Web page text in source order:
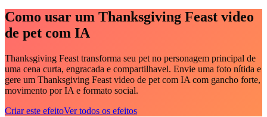
Como usar um Thanksgiving Feast video
de pet com IA
Thanksgiving Feast transforma seu pet no personagem principal de
uma cena curta, engracada e compartilhavel. Envie uma foto nítida e
gere um Thanksgiving Feast video de pet com IA com gancho forte,
movimento por IA e formato social.
Criar este efeitoVer todos os efeitos